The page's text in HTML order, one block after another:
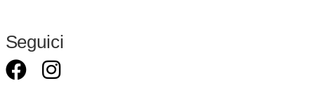
Seguici